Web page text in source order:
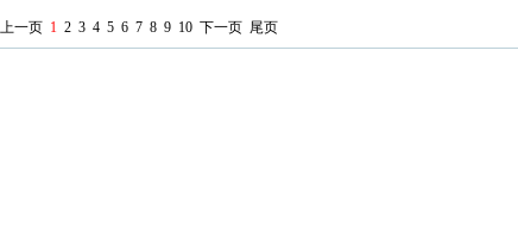
上一页1 2 3 4 5 6 7 8 9 10 下一页 尾页